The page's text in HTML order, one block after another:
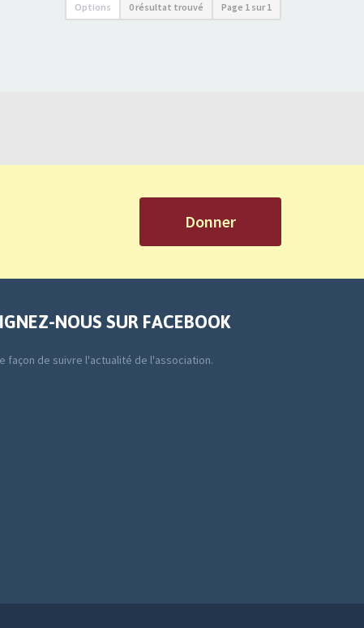
Options 0 résultat trouvé Page 1 sur1
Donner
NOUS SUR FACEBOOK
façon de suivre l'actualité de l'association.